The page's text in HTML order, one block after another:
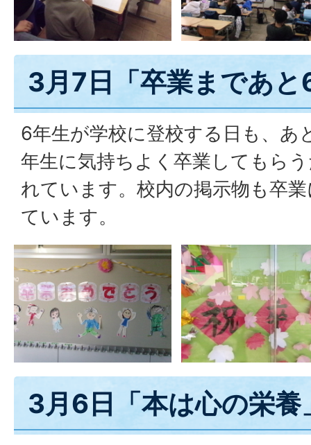
3月7日「卒業まであと
6年生が学校に登校する日も、あ
年生に気持ちよく卒業してもら
れています。校内の掲示物も卒
ています。
3月6日「本は心の栄養